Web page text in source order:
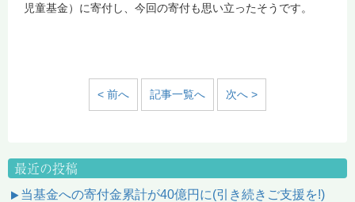
児童基金）に寄付し、今回の寄付も思い立ったそうです。
< 前へ 記事一覧へ 次へ >
最近の投稿
当基金への寄付金累計が40億円に(引き続きご支援を!)